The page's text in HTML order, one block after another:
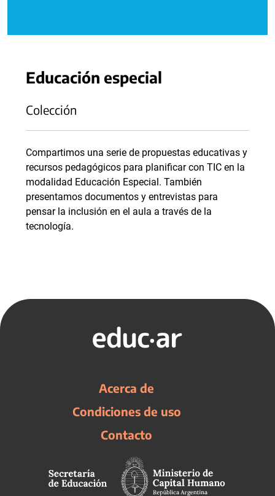
Educación especial
Colección
Compartimos una serie de propuestas educativas y
recursos pedagógicos para planificar con TIC en la
modalidad Educación Especial. También
presentamos documentos y entrevistas para
pensar la inclusión en el aula a través de la
tecnología.
Acerca de
Condiciones de uso
Contacto